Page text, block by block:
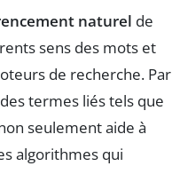
naturel de
sens des mots et
de recherche. Par
termes liés tels que
seulement aide à
algorithmes qui